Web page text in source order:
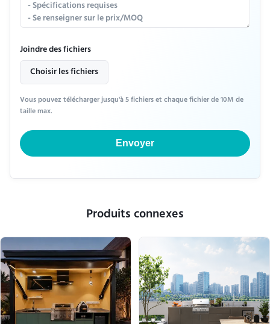
Joindre des fichiers
Choisir les fichiers
Vous pouvez télécharger jusqu'à 5 fichiers et chaque fichier de 10M de
taille max.
Envoyer
Produits connexes